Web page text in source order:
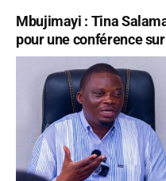
Mbujimayi : Tina
pour une conférence